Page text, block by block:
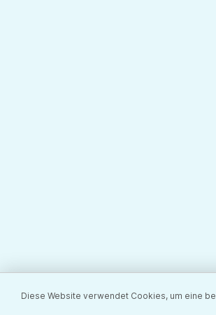
Diese Website verwendet Cookies, um eine